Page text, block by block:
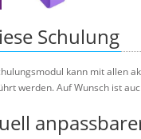
Schulung
kann mit allen
werden. Auf Wunsch ist